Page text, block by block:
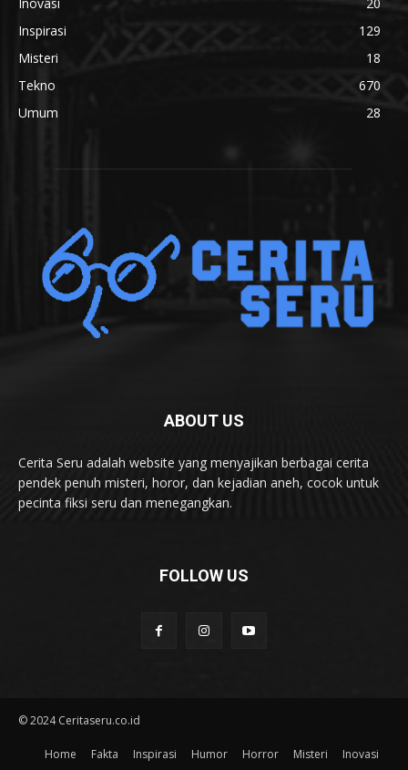
Inspirasi
129
Misteri
18
Tekno
670
Umum
28
ABOUT US
Cerita Seru adalah website yang menyajikan berbagai cerita
pendek penuh misteri, horor, dan kejadian aneh, cocok untuk
pecinta fiksi seru dan menegangkan.
FOLLOW US
© 2024 Ceritaseru.co.id
Home Fakta Inspirasi Humor Horror Misteri Inovasi